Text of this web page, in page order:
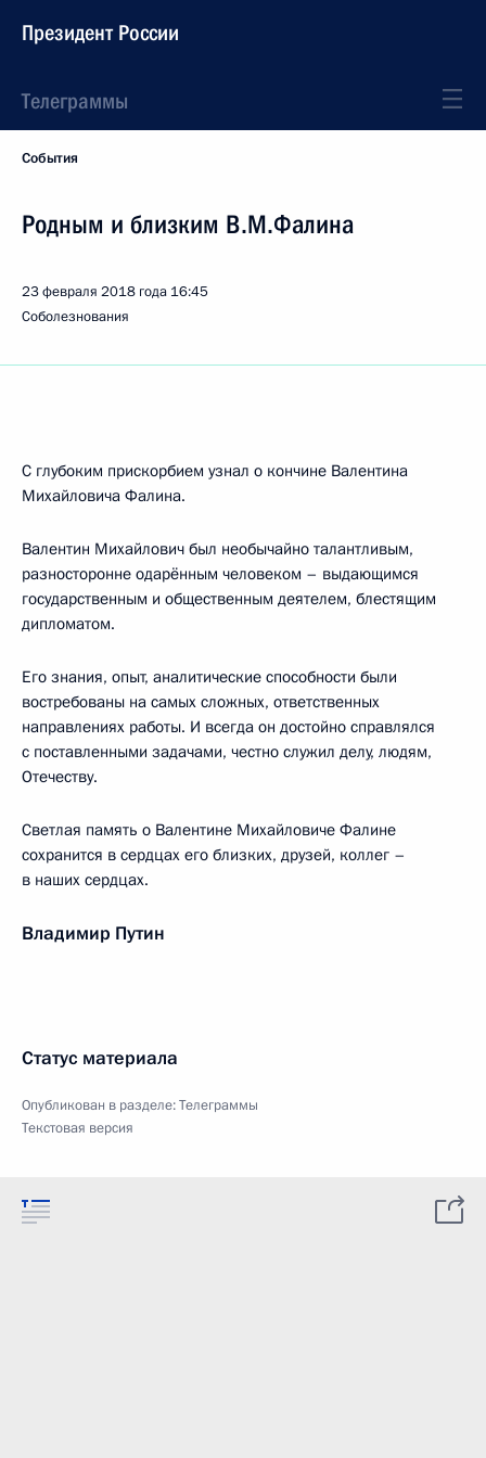
Президент России
Телеграммы
События
Родным и близким В.М.Фалина
23 февраля 2018 года 16:45
Соболезнования
С глубоким прискорбием узнал о кончине Валентина
Михайловича Фалина.
Валентин Михайлович был необычайно талантливым,
разносторонне одарённым человеком – выдающимся
государственным и общественным деятелем, блестящим
дипломатом.
Его знания, опыт, аналитические способности были
востребованы на самых сложных, ответственных
направлениях работы. И всегда он достойно справлялся
с поставленными задачами, честно служил делу, людям,
Отечеству.
Светлая память о Валентине Михайловиче Фалине
сохранится в сердцах его близких, друзей, коллег –
в наших сердцах.
Владимир Путин
Статус материала
Опубликован в разделе:Телеграммы
Текстовая версия